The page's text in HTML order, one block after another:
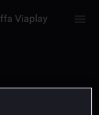
Viaplay